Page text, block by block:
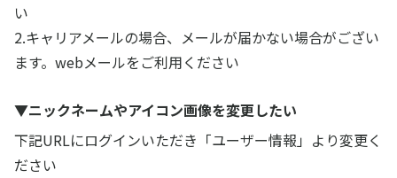
い
2.キャリアメールの場合、メールが届かない場合がござい
ます。webメールをご利用ください
▼ニックネームやアイコン画像を変更したい
下記URLにログインいただき「ユーザー情報」より変更く
ださい